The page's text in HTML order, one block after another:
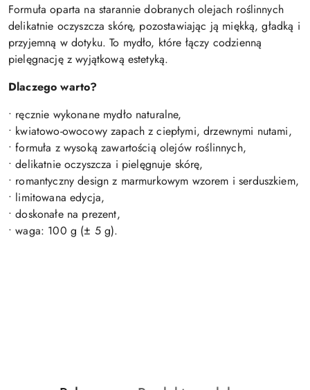
Formuła oparta na starannie dobranych olejach roślinnych
delikatnie oczyszcza skórę, pozostawiając ją miękką, gładką i
przyjemną w dotyku. To mydło, które łączy codzienną
pielęgnację z wyjątkową estetyką.
Dlaczego warto?
• ręcznie wykonane mydło naturalne,
• kwiatowo-owocowy zapach z ciepłymi, drzewnymi nutami,
• formuła z wysoką zawartością olejów roślinnych,
• delikatnie oczyszcza i pielęgnuje skórę,
• romantyczny design z marmurkowym wzorem i serduszkiem,
• limitowana edycja,
• doskonałe na prezent,
• waga: 100 g (± 5 g).